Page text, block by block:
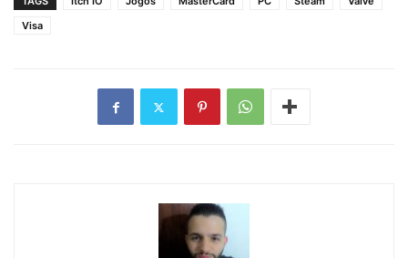
Visa